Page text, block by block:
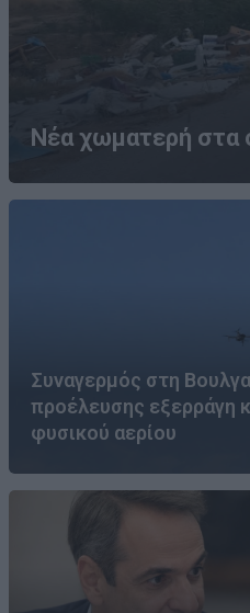
Νέα χωματερή στα
Συναγερμός στη
προέλευσης εξερράγη
φυσικού αερίου